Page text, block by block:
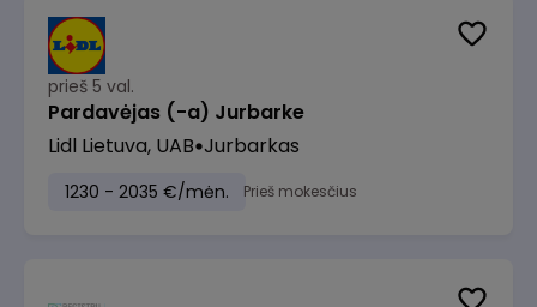
prieš 5 val.
Pardavėjas (-a) Jurbarke
Lidl Lietuva, UAB Jurbarkas
1230 - 2035 €/mėn. Prieš mokesčius